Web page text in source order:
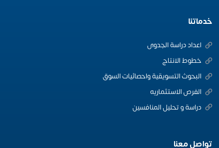
خدماتنا
اعداد دراسة الجدوى
خطوط الانتاج
البحوث التسويقية واحصائيات السوق
الفرص الاستثماريه
دراسة و تحليل المنافسين
تواصل معنا